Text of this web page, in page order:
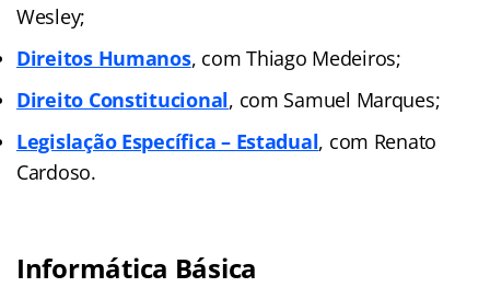
Wesley;
Direitos Humanos, com Thiago Medeiros;
Direito Constitucional, com Samuel Marques;
Legislação Específica – Estadual, com Renato
Cardoso.
Informática Básica